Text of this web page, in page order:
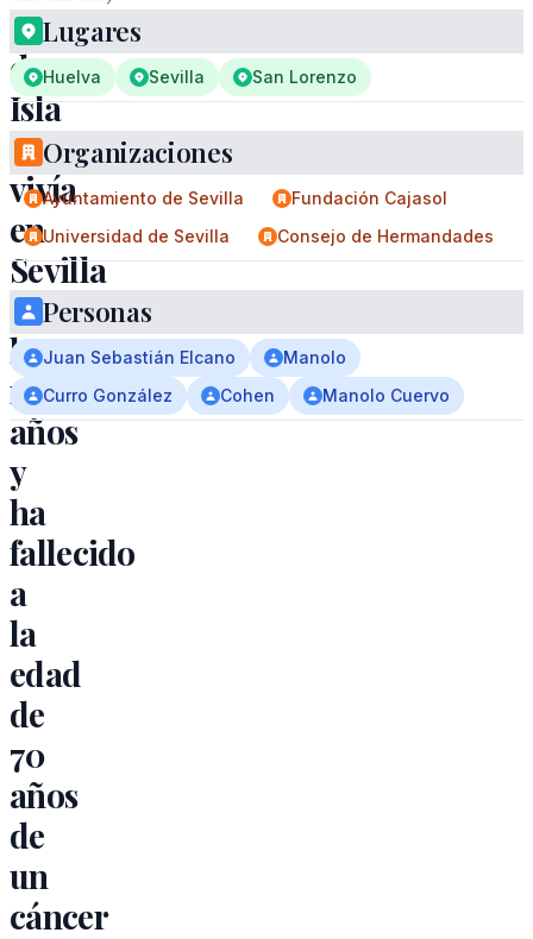
natural
de
Isla
Cristina,
vivía
en
Sevilla
desde
los
nueve
años
y
ha
fallecido
a
la
edad
de
70
años
de
un
cáncer
Lugares
Huelva Sevilla San Lorenzo
Organizaciones
Ayuntamiento de Sevilla
Fundación Cajasol
Universidad de Sevilla
Consejo de Hermandades
Personas
Juan Sebastián Elcano
Manolo
Curro González
Cohen Manolo Cuervo